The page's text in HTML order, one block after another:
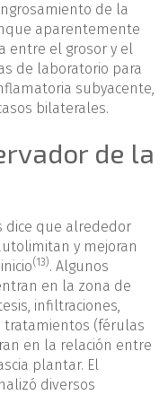
de la
aparentemente
entre el grosor y el
de laboratorio para
subyacente,
bilaterales.
de la
dice que alrededor
y mejoran
(13). Algunos
en la zona de
infiltraciones,
tratamientos (férulas
en la relación entre
plantar. El
diversos